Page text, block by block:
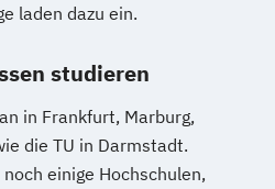
laden dazu ein.
studieren
in Frankfurt, Marburg,
die TU in Darmstadt.
einige Hochschulen,